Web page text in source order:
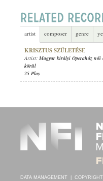
artist composer genre
KRISZTUS SZÜLETÉSE
Artist: Magyar királyi Operaház női
körül
25 Play
DATA MANAGEMENT